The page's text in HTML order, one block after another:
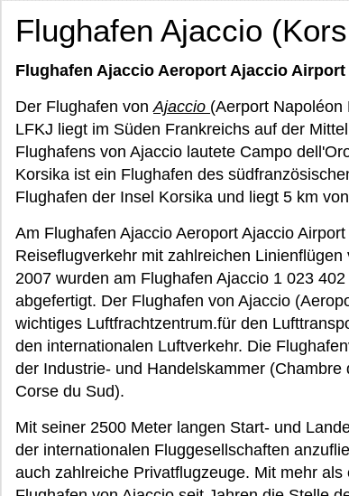
Flughafen Ajaccio
Flughafen Ajaccio Aeroport Ajaccio
Der Flughafen vonAjaccio (Aerport Napoléon
LFKJ liegt im Süden Frankreichs auf der
Flughafens von Ajaccio lautete Campo
Korsika ist ein Flughafen des
Flughafen der Insel Korsika und liegt 5 km
Am Flughafen Ajaccio Aeroport Ajaccio
Reiseflugverkehr mit zahlreichen
2007 wurden am Flughafen Ajaccio 1 023
abgefertigt. Der Flughafen von Ajaccio
wichtiges Luftfrachtzentrum.für den
den internationalen Luftverkehr. Die
der Industrie- und Handelskammer
Corse du Sud).
Mit seiner 2500 Meter langen Start- und
der internationalen Fluggesellschaften
auch zahlreiche Privatflugzeuge. Mit mehr